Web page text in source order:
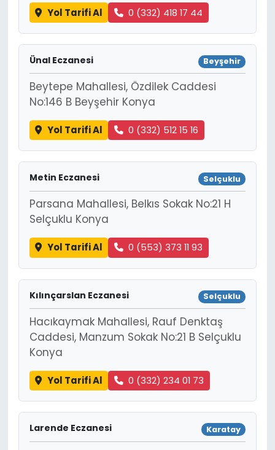
Yol Tarifi Al 0 (332) 418 17 44
Ünal Eczanesi Beyşehir
Beytepe Mahallesi, Özdilek Caddesi
No:146 B Beyşehir Konya
Yol Tarifi Al 0 (332) 512 15 16
Metin Eczanesi Selçuklu
Parsana Mahallesi, Belkıs Sokak No:21 H
Selçuklu Konya
Yol Tarifi Al 0 (553) 373 11 93
Kılınçarslan Eczanesi Selçuklu
Hacıkaymak Mahallesi, Rauf Denktaş
Caddesi, Manzum Sokak No:21 B Selçuklu
Konya
Yol Tarifi Al 0 (332) 234 01 73
Larende Eczanesi Karatay